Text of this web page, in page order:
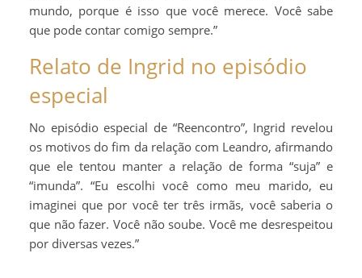
mundo, porque é isso que você merece. Você sabe
que pode contar comigo sempre.”
Relato de Ingrid no episódio
especial
No episódio especial de “Reencontro”, Ingrid revelou
os motivos do fim da relação com Leandro, afirmando
que ele tentou manter a relação de forma “suja” e
“imunda”. “Eu escolhi você como meu marido, eu
imaginei que por você ter três irmãs, você saberia o
que não fazer. Você não soube. Você me desrespeitou
por diversas vezes.”